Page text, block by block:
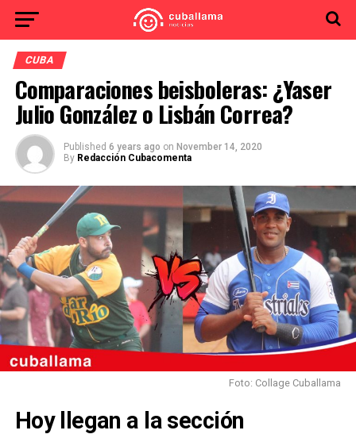
CUBA
Comparaciones beisboleras: ¿Yaser
Julio González o Lisbán Correa?
Published 6 years ago on November 14, 2020
By Redacción Cubacomenta
Foto: Collage Cuballama
Hoy llegan a la sección